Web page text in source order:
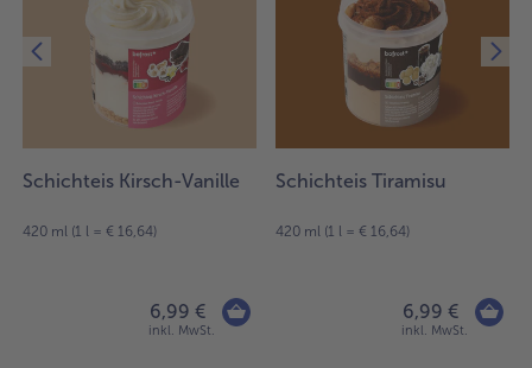
Schichteis Kirsch-Vanille
420 ml (1 l = € 16,64)
6,99 €
inkl. MwSt.
Schichteis Tiramisu
420 ml (1 l = € 16,64)
6,99 €
inkl. MwSt.